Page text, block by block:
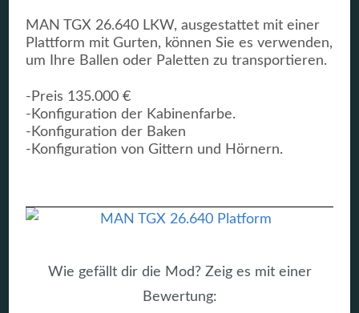
MAN TGX 26.640 LKW, ausgestattet mit einer
Plattform mit Gurten, können Sie es verwenden,
um Ihre Ballen oder Paletten zu transportieren.
-Preis 135.000 €
-Konfiguration der Kabinenfarbe.
-Konfiguration der Baken
-Konfiguration von Gittern und Hörnern.
Wie gefällt dir die Mod? Zeig es mit einer
Bewertung: